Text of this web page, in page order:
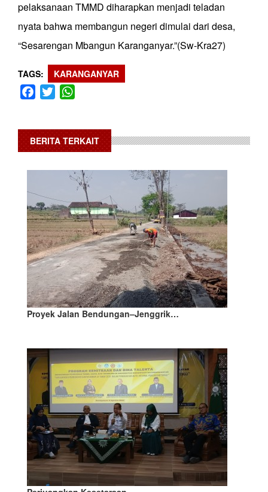
pelaksanaan TMMD diharapkan menjadi teladan
nyata bahwa membangun negeri dimulai dari desa,
“Sesarengan Mbangun Karanganyar.”(Sw-Kra27)
TAGS KARANGANYAR
Facebook
Twitter
BERITA TERKAIT
Proyek Jalan Bendungan–Jenggrik…